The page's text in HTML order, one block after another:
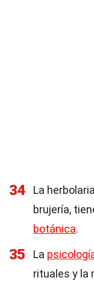
34
La
brujería,
botánica.
35 La
rituales y la